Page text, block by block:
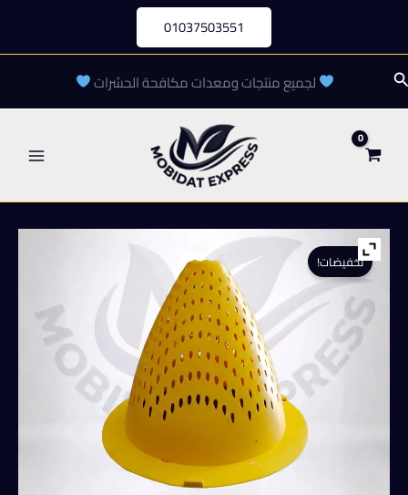
المحتوى
01037503551
البحث لجميع منتجات ومعدات مكافحة الحشرات
تخفيضات!